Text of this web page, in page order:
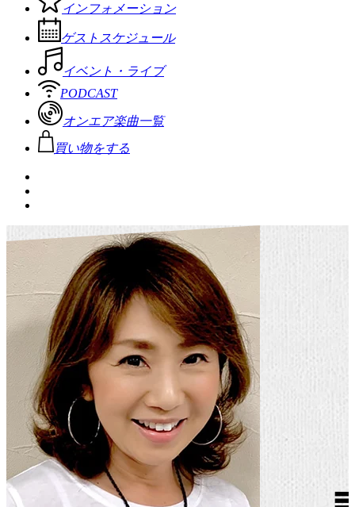
インフォメーション
ゲストスケジュール
イベント・ライブ
PODCAST
オンエア楽曲一覧
買い物をする